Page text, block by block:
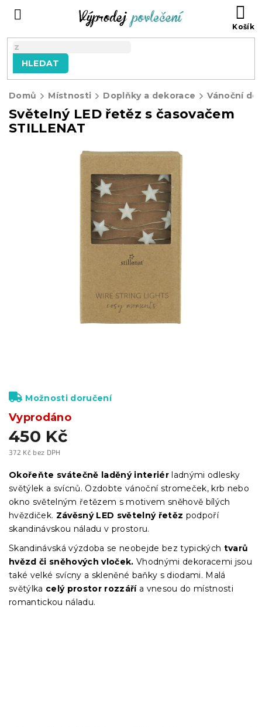
HLEDAT
Domů Místnosti Doplňky a dekorace Vánoční
Světelný LED řetěz s časovačem
STILLENAT
450 Kč
372 Kč bez DPH
cena:
Vyprodáno
Možnosti doručení
Okořeňte svátečně laděný interiér ladnými odlesky
světýlek a svícnů. Ozdobte vánoční stromeček, krb nebo
okno světelným řetězem s motivem sněhově bílých
hvězdiček. Závěsný LED světelný řetěz podpoří
skandinávskou náladu v prostoru.
Skandinávská výzdoba se neobejde bez typických tvarů
hvězd či sněhových vloček. Vhodnými dekoracemi jsou
také velké svícny a skleněné baňky s diodami. Malá
světýlka celý prostor rozzářía vnesou do místnosti
romantickou náladu.